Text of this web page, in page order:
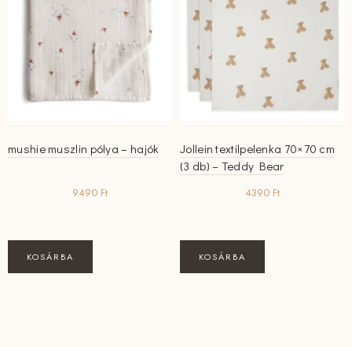
mushie muszlin pólya – hajók
9490 Ft
KOSÁRBA
Jollein textilpelenka 70×70 cm
(3 db) – Teddy Bear
4390 Ft
KOSÁRBA